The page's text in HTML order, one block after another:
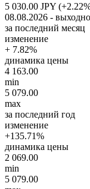
5 030.00 JPY
08.08.2026 -
за последний месяц
изменение
+ 7.82%
динамика цены
4 163.00
min
5 079.00
max
за последний год
изменение
+135.71%
динамика цены
2 069.00
min
5 079.00